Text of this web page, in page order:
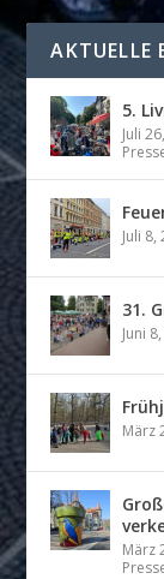
AKTUELLE
5.
Juli
Juli 8,
31.
Juni
März
März